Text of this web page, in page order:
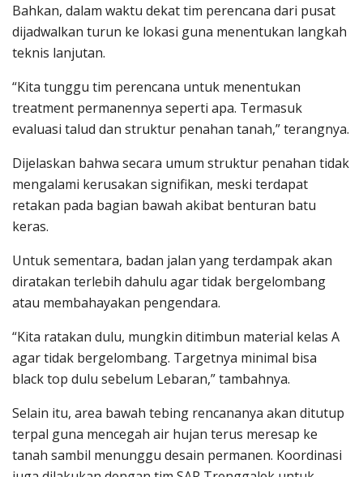
Bahkan, dalam waktu dekat tim perencana dari pusat
dijadwalkan turun ke lokasi guna menentukan langkah
teknis lanjutan.
“Kita tunggu tim perencana untuk menentukan
treatment permanennya seperti apa. Termasuk
evaluasi talud dan struktur penahan tanah,” terangnya.
Dijelaskan bahwa secara umum struktur penahan tidak
mengalami kerusakan signifikan, meski terdapat
retakan pada bagian bawah akibat benturan batu
keras.
Untuk sementara, badan jalan yang terdampak akan
diratakan terlebih dahulu agar tidak bergelombang
atau membahayakan pengendara.
“Kita ratakan dulu, mungkin ditimbun material kelas A
agar tidak bergelombang. Targetnya minimal bisa
black top dulu sebelum Lebaran,” tambahnya.
Selain itu, area bawah tebing rencananya akan ditutup
terpal guna mencegah air hujan terus meresap ke
tanah sambil menunggu desain permanen. Koordinasi